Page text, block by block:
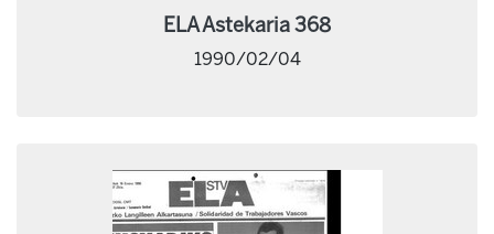
ELA Astekaria 368
1990/02/04